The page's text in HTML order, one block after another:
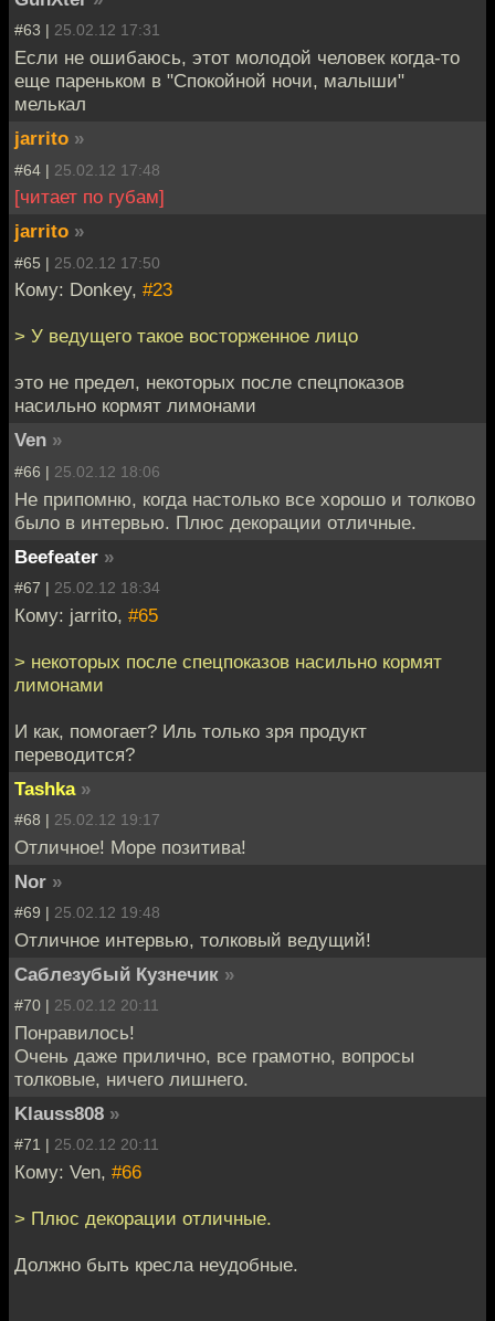
#63 | 25.02.12 17:31
Если не ошибаюсь, этот молодой человек когда-то
еще пареньком в "Спокойной ночи, малыши"
мелькал
jarrito »
#64 | 25.02.12 17:48
[читает по губам]
jarrito »
#65 | 25.02.12 17:50
Кому: Donkey, #23
> У ведущего такое восторженное лицо
это не предел, некоторых после спецпоказов
насильно кормят лимонами
Ven »
#66 | 25.02.12 18:06
Не припомню, когда настолько все хорошо и толково
было в интервью. Плюс декорации отличные.
Beefeater »
#67 | 25.02.12 18:34
Кому: jarrito, #65
> некоторых после спецпоказов насильно кормят
лимонами
И как, помогает? Иль только зря продукт
переводится?
Tashka »
#68 | 25.02.12 19:17
Отличное! Море позитива!
Nor »
#69 | 25.02.12 19:48
Отличное интервью, толковый ведущий!
Саблезубый Кузнечик »
#70 | 25.02.12 20:11
Понравилось!
Очень даже прилично, все грамотно, вопросы
толковые, ничего лишнего.
Klauss808 »
#71 | 25.02.12 20:11
Кому: Ven, #66
> Плюс декорации отличные.
Должно быть кресла неудобные.